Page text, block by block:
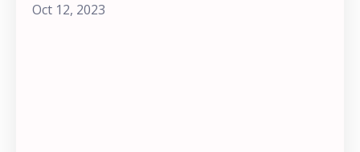
Oct 12, 2023